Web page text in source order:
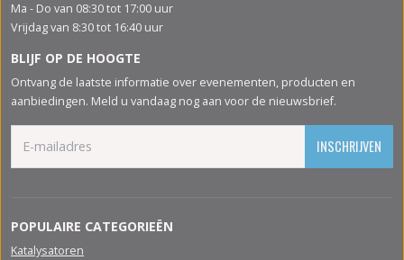
Ma - Do van 08:30 tot 17:00 uur
Vrijdag van 8:30 tot 16:40 uur
BLIJF OP DE HOOGTE
Ontvang de laatste informatie over evenementen, producten en
aanbiedingen. Meld u vandaag nog aan voor de nieuwsbrief.
INSCHRIJVEN
POPULAIRE CATEGORIEËN
Katalysatoren